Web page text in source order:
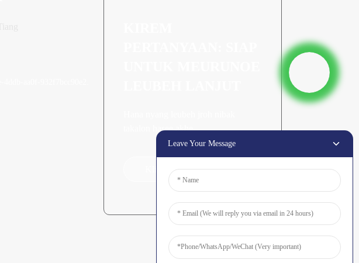
takalon hasee akhe.
Klik Keu Tanyoeng
Leave Your Message